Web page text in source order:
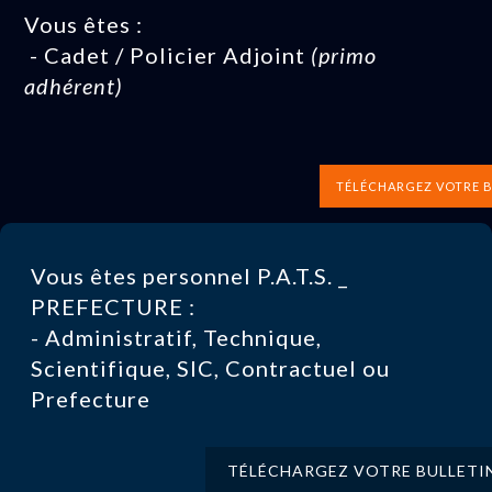
Vous êtes :
- Cadet / Policier Adjoint (primo
adhérent)
TÉLÉCHARGEZ VOTRE
Vous êtes personnel P.A.T.S. _
PREFECTURE :
- Administratif, Technique,
Scientifique, SIC, Contractuel ou
Prefecture
TÉLÉCHARGEZ VOTRE